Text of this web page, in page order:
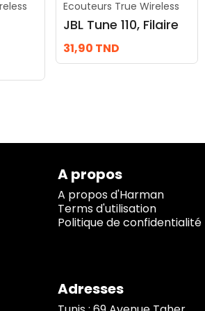
Ecouteurs True Wireless
JBL Tune 110, Filaire
31,90 TND
A propos
A propos d'Harman
Terms d'utilisation
Politique de confidentialité
Adresses